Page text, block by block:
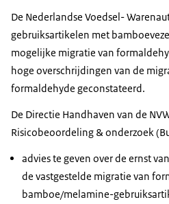
De Nederlandse Voedsel-
gebruiksartikelen met
mogelijke migratie van
hoge overschrijdingen van de
formaldehyde geconstateerd.
De Directie Handhaven van de
Risicobeoordeling & onderzoek
advies te geven over de ernst
de vastgestelde migratie van
bamboe/melamine-